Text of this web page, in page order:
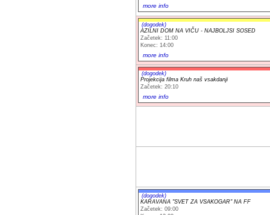
more info
(dogodek)
AZILNI DOM NA VIČU - NAJBOLJSI SOSED
Začetek: 11:00
Konec: 14:00
more info
(dogodek)
Projekcija filma Kruh naš vsakdanji
Začetek: 20:10
more info
(dogodek)
KARAVANA "SVET ZA VSAKOGAR" NA FF
Začetek: 09:00